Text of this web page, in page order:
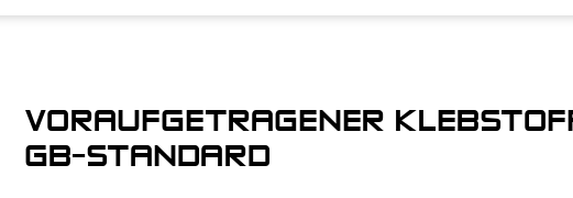
VORAUFGETRAGENER
GB-STANDARD